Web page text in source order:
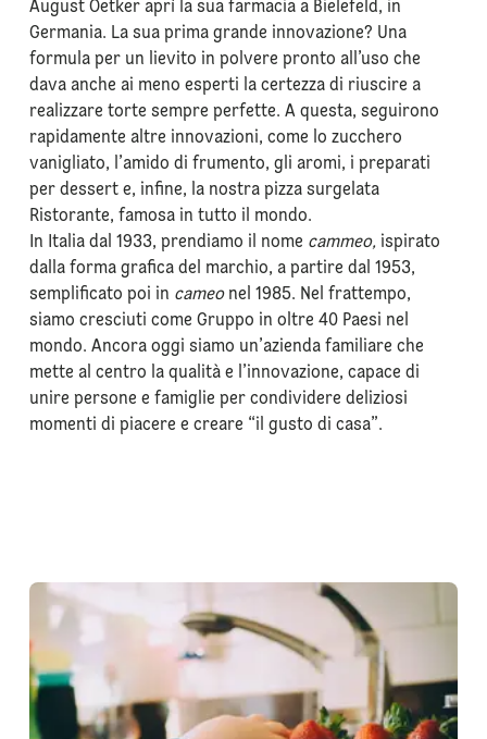
August Oetker aprì la sua farmacia a Bielefeld, in
Germania. La sua prima grande innovazione? Una
formula per un lievito in polvere pronto all’uso che
dava anche ai meno esperti la certezza di riuscire a
realizzare torte sempre perfette. A questa, seguirono
rapidamente altre innovazioni, come lo zucchero
vanigliato, l’amido di frumento, gli aromi, i preparati
per dessert e, infine, la nostra pizza surgelata
Ristorante, famosa in tutto il mondo.
In Italia dal 1933, prendiamo il nome cammeo, ispirato
dalla forma grafica del marchio, a partire dal 1953,
semplificato poi in cameonel 1985. Nel frattempo,
siamo cresciuti come Gruppo in oltre 40 Paesi nel
mondo. Ancora oggi siamo un’azienda familiare che
mette al centro la qualità e l’innovazione, capace di
unire persone e famiglie per condividere deliziosi
momenti di piacere e creare “il gusto di casa”.